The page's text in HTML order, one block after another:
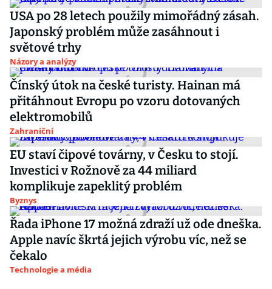
USA po 28 letech použily mimořádný zásah.
Japonský problém může zasáhnout i
světové trhy
Názory a analýzy
Čínský útok na české turisty. Hainan má
přitáhnout Evropu po vzoru dotovaných
elektromobilů
Zahraniční
EU staví čipové továrny, v Česku to stojí.
Investici v Rožnově za 44 miliard
komplikuje zapeklitý problém
Byznys
Řada iPhone 17 možná zdraží už ode dneška.
Apple navíc škrtá jejich výrobu víc, než se
čekalo
Technologie a média